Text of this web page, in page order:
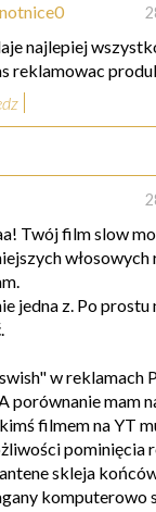
najlepiej
reklamowac
Twój film slow
włosowych
jedna z. Po prostu
w reklamach
porównanie mam
filmem na YT
pominięcia
skleja
komputerowo